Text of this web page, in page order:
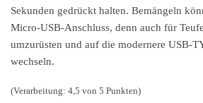
Sekunden gedrückt halten. Bemängeln
Micro-USB-Anschluss, denn auch für
umzurüsten und auf die modernere USB-
wechseln.
(Verarbeitung: 4,5 von 5 Punkten)